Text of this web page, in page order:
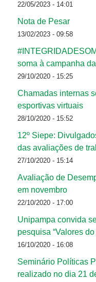
22/05/2023 - 14:01
Nota de Pesar
13/02/2023 - 09:58
soma à campanha
29/10/2020 - 15:25
Chamadas internas
esportivas virtuais
28/10/2020 - 15:52
12º Siepe:
das avaliações de
27/10/2020 - 15:14
Avaliação de
em novembro
22/10/2020 - 17:00
Unipampa convida
pesquisa “Valores
16/10/2020 - 16:08
Seminário Políticas
realizado no dia 21